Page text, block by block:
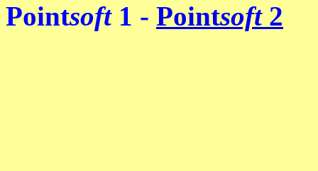
Pointsoft1 - Pointsoft2